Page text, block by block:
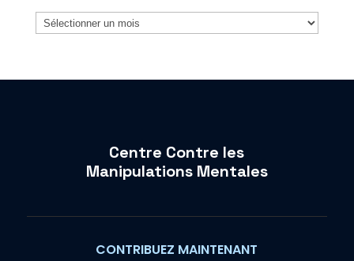
Archives
Centre Contre les
Manipulations Mentales
CONTRIBUEZ MAINTENANT